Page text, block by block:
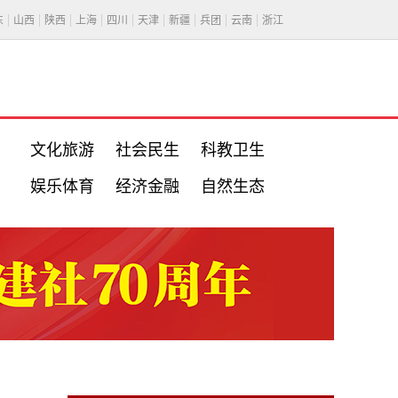
山西 陕西 上海 四川 天津 新疆 兵团 云南 浙江
文化旅游 社会民生 科教卫生
娱乐体育 经济金融 自然生态